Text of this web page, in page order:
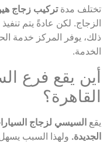
تختلف مدةتركيب زجاج
الزجاج. لكن عادةً يتم
الخدمة.
أين يقع فرع
القاهرة؟
يقع السيسي لزجاج
الجديدة. ولهذا السبب